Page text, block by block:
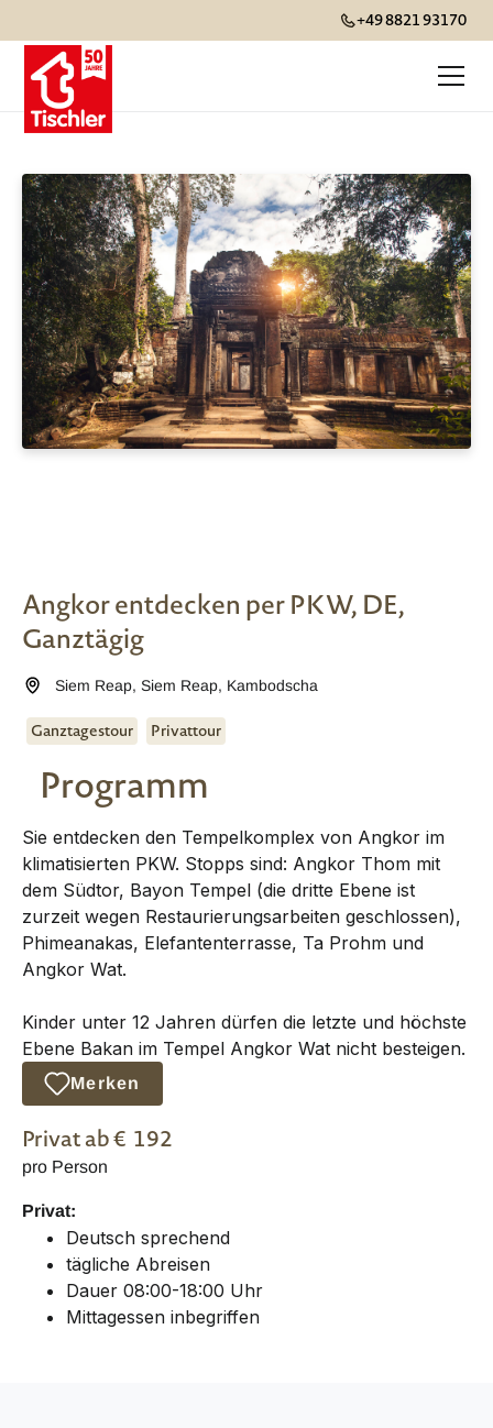
+49 8821 93170
Angkor entdecken per PKW, DE,
Ganztägig
Siem Reap,Siem Reap, Kambodscha
Ganztagestour Privattour
Programm
Sie entdecken den Tempelkomplex von Angkor im
klimatisierten PKW. Stopps sind: Angkor Thom mit
dem Südtor, Bayon Tempel (die dritte Ebene ist
zurzeit wegen Restaurierungsarbeiten geschlossen),
Phimeanakas, Elefantenterrasse, Ta Prohm und
Angkor Wat.
Kinder unter 12 Jahren dürfen die letzte und höchste
Ebene Bakan im Tempel Angkor Wat nicht besteigen.
Merken
Privatab € 192
pro Person
Privat:
Deutsch sprechend
tägliche Abreisen
Dauer 08:00-18:00 Uhr
Mittagessen inbegriffen